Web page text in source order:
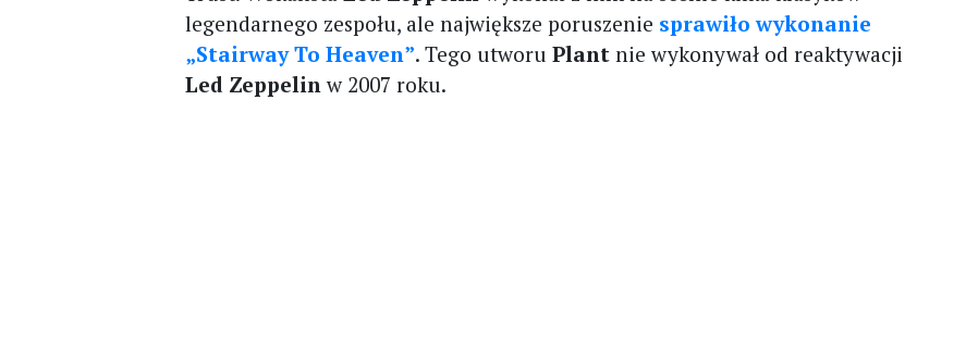
legendarnego zespołu, ale największe poruszenie sprawiło wykonanie
„Stairway To Heaven”. Tego utworuPlantnie wykonywał od reaktywacji
Led Zeppelinw 2007 roku.